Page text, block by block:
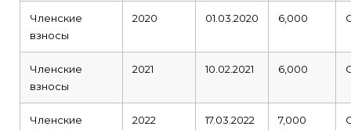
Членские
взносы
2020 01.03.2020 6,000
Членские
взносы
2021 10.02.2021 6,000
Членские
2022 17.03.2022 7,000